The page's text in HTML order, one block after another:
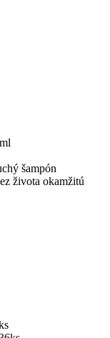
šampón
života okamžitú